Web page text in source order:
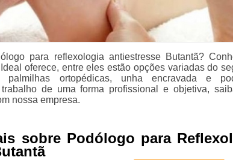
para reflexologia antiestresse Butantã?
oferece, entre eles estão opções variadas do
ortopédicas, unha encravada e
de uma forma profissional e objetiva,
nossa empresa.
sobre Podólogo para